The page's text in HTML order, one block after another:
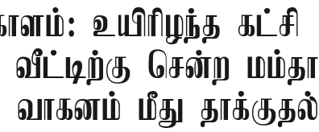
உயிரிழந்த கட்சி
சென்ற மம்தா
வாகனம் மீது தாக்குதல்